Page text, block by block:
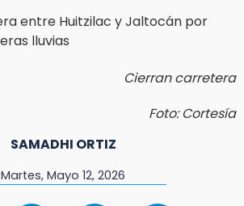
Cierran carretera
Foto: Cortesía
SAMADHI ORTIZ
Martes, Mayo 12, 2026